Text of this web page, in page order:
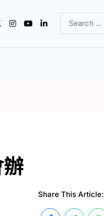
Share This Article: